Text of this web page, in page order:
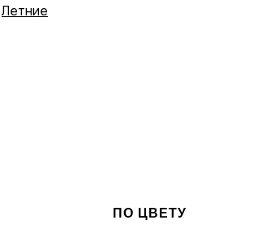
Летние
ПО ЦВЕТУ